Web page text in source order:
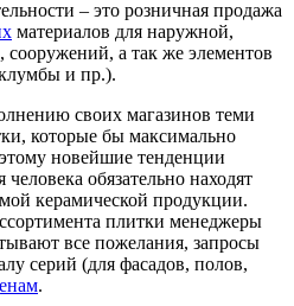
– это розничная продажа
материалов для наружной,
сооружений, а так же элементов
и пр.).
своих магазинов теми
которые бы максимально
новейшие тенденции
обязательно находят
керамической продукции.
плитки менеджеры
все пожелания, запросы
серий (для фасадов, полов,
.